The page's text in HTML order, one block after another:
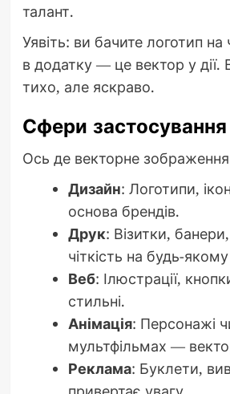
талант.
Уявіть: ви бачите логотип на
в додатку — це вектор у дії.
тихо, але яскраво.
Сфери застосування
Ось де векторне
Дизайн: Логотипи,
основа брендів.
Друк: Візитки,
чіткість на будь-
Веб: Ілюстрації,
стильні.
Анімація: Персонажі
мультфільмах —
Реклама: Буклети,